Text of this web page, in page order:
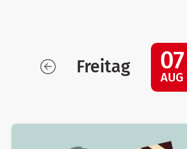
Freitag 07
AUG